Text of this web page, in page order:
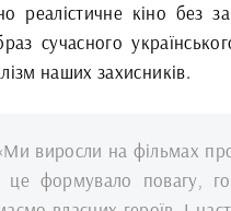
реалістичне кіно без
сучасного
наших захисників.
виросли на фільмах
це формувало повагу,